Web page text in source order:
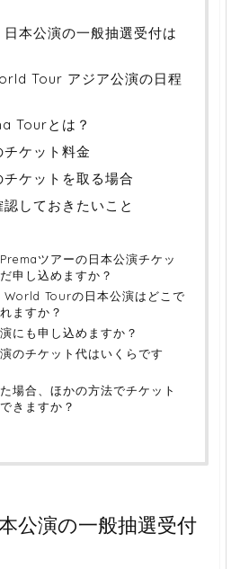
日本公演の一般抽選受付は
Tour アジア公演の日程
Tourとは？
チケット料金
ケットを取る場合
しておきたいこと
ツアーの日本公演チケッ
申し込めますか？
World Tourの日本公演はどこで
ますか？
にも申し込めますか？
のチケット代はいくらです
場合、ほかの方法でチケット
きますか？
公演の一般抽選受付